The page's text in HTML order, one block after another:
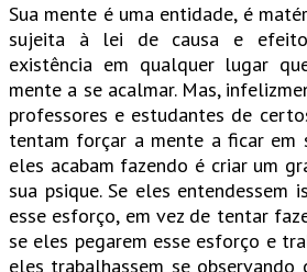
Sua mente é uma entidade, é
sujeita à lei de causa e
existência em qualquer lugar
mente a se acalmar. Mas,
professores e estudantes de
tentam forçar a mente a ficar em
eles acabam fazendo é criar um
sua psique. Se eles entendessem
esse esforço, em vez de tentar
se eles pegarem esse esforço e
eles trabalhassem se observando